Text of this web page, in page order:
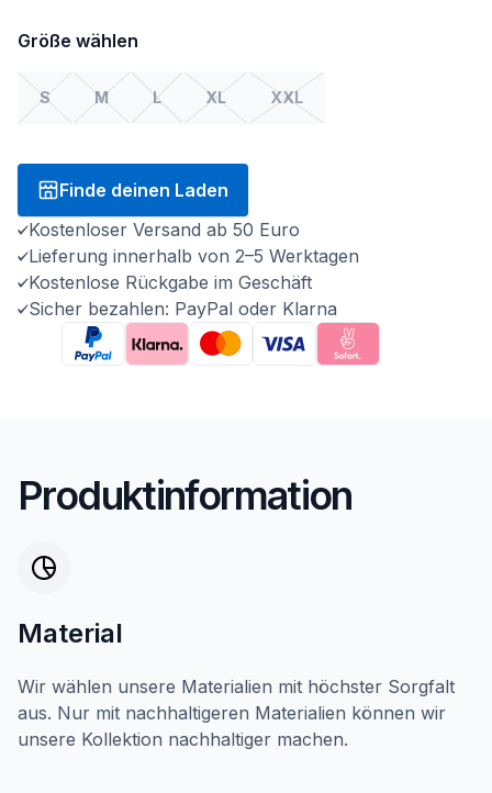
Größe wählen
S M L XL XXL
Finde deinen Laden
Kostenloser Versand ab 50 Euro
Lieferung innerhalb von 2–5 Werktagen
Kostenlose Rückgabe im Geschäft
Sicher bezahlen: PayPal oder Klarna
Produktinformation
Material
Wir wählen unsere Materialien mit höchster Sorgfalt
aus. Nur mit nachhaltigeren Materialien können wir
unsere Kollektion nachhaltiger machen.